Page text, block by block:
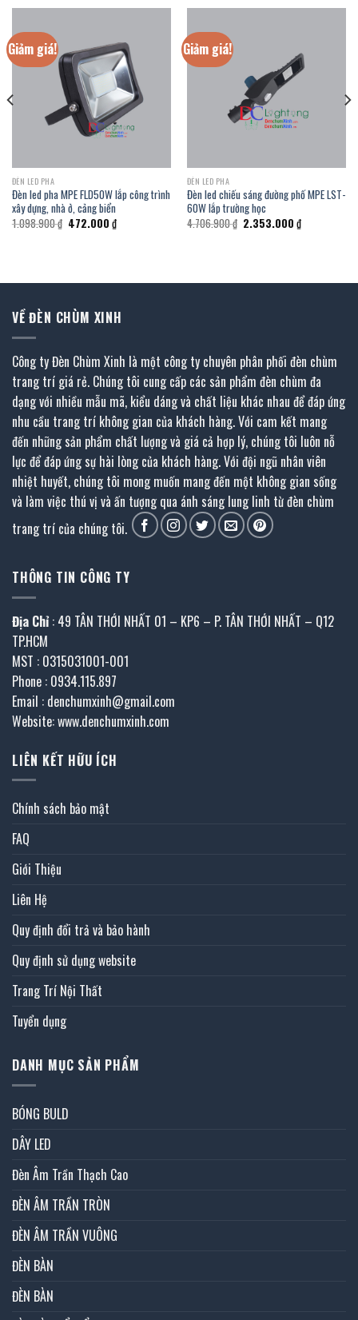
Giảm giá!
ĐÈN LED PHA
Đèn led pha MPE FLD50W lắp công trình
xây dựng, nhà ở, cảng biển
1.098.900₫ Giá
gốc
472.000 ₫Giá
hiện
Giảm giá!
ĐÈN LED PHA
Đèn led chiếu sáng đường phố MPE LST-
60W lắp trường học
4.706.900₫ Giá
gốc
2.353.000 ₫Giá
hiện
VỀ ĐÈN CHÙM XINH
Công ty Đèn Chùm Xinh là một công ty chuyên phân phối đèn chùm
trang trí giá rẻ. Chúng tôi cung cấp các sản phẩm đèn chùm đa
dạng với nhiều mẫu mã, kiểu dáng và chất liệu khác nhau để đáp ứng
nhu cầu trang trí không gian của khách hàng. Với cam kết mang
đến những sản phẩm chất lượng và giá cả hợp lý, chúng tôi luôn nỗ
lực để đáp ứng sự hài lòng của khách hàng. Với đội ngũ nhân viên
nhiệt huyết, chúng tôi mong muốn mang đến một không gian sống
và làm việc thú vị và ấn tượng qua ánh sáng lung linh từ đèn chùm
trang trí của chúng tôi.
THÔNG TIN CÔNG TY
Địa Chỉ : 49 TÂN THỚI NHẤT 01 – KP6 – P. TÂN THỚI NHẤT – Q12
TP.HCM
MST : 0315031001-001
Phone : 0934.115.897
Email : denchumxinh@gmail.com
Website: www.denchumxinh.com
LIÊN KẾT HỮU ÍCH
Chính sách bảo mật
FAQ
Giới Thiệu
Liên Hệ
Quy định đổi trả và bảo hành
Quy định sử dụng website
Trang Trí Nội Thất
Tuyển dụng
DANH MỤC SẢN PHẨM
BÓNG BULD
DÂY LED
Đèn Âm Trần Thạch Cao
ĐÈN ÂM TRẦN TRÒN
ĐÈN ÂM TRẦN VUÔNG
ĐÈN BÀN
ĐÈN BÀN